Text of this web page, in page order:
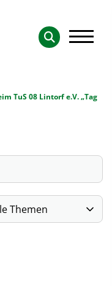
TuS 08 Lintorf e.V. „Tag